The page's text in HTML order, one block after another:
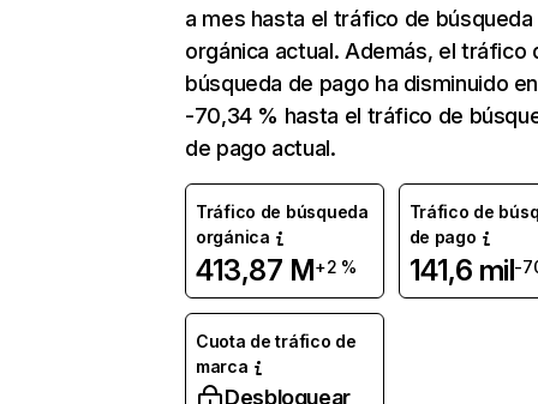
a mes hasta el tráfico de búsqueda
orgánica actual. Además, el tráfico
búsqueda de pago ha disminuido en
-70,34 % hasta el tráfico de
de pago actual.
Tráfico de búsqueda
orgánica
413,87 M+2 %
Tráfico de
de pago
141,6 mil-
Cuota de tráfico de
marca
Desbloquear